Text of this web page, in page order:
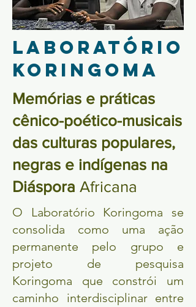
laboratÓrio
koringoma
Memórias e práticas
cênico-poético-musicais
das culturas populares,
negras e indígenas na
Diáspora Africana
O Laboratório Koringoma se
consolida como uma ação
permanente pelo grupo e
projeto de pesquisa
Koringoma que constrói um
caminho interdisciplinar entre